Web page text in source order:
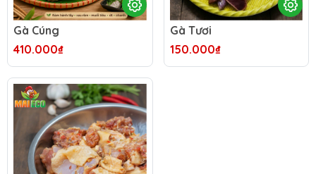
Gà Cúng
410.000₫
Gà Tươi
150.000₫